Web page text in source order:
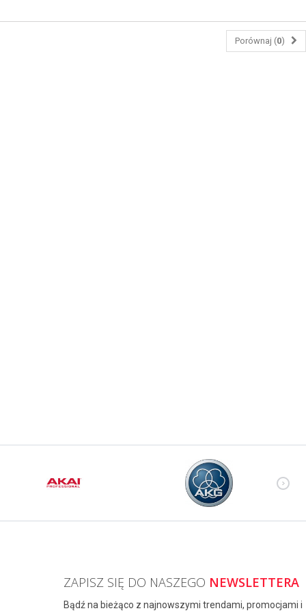
Porównaj (0)
ZAPISZ SIĘ DO NASZEGO NEWSLETTERA
Bądź na bieżąco z najnowszymi trendami, promocjami i